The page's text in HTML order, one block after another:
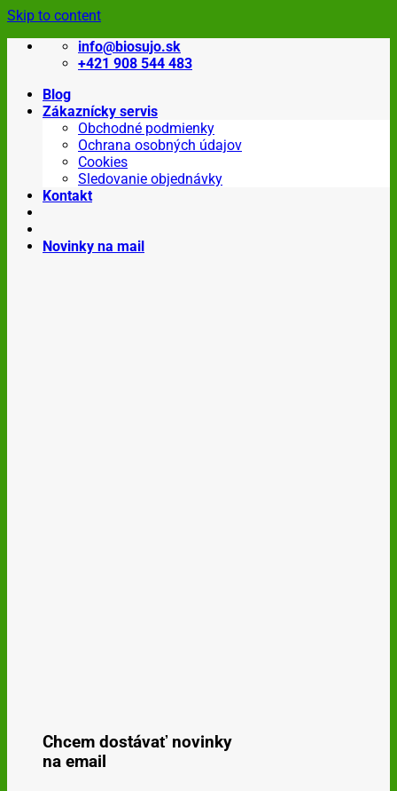
Skip to content
info@biosujo.sk
+421 908 544 483
Blog
Zákaznícky servis
Obchodné podmienky
Ochrana osobných údajov
Cookies
Sledovanie objednávky
Kontakt
Novinky na mail
Chcem dostávať novinky
na email